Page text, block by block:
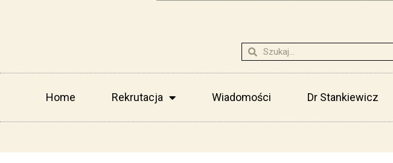
Home Rekrutacja Wiadomości Dr Stankiewicz